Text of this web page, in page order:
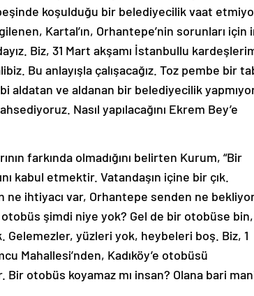
Kartal’ın, Orhantepe’nin sorunları için
Biz, 31 Mart akşamı İstanbullu
Bu anlayışla çalışacağız. Toz pembe bir
aldatan ve aldanan bir belediyecilik
Nasıl yapılacağını Ekrem Bey’e
kabul etmektir. Vatandaşın içine bir çık.
ihtiyacı var, Orhantepe senden ne bekliyor,
otobüs şimdi niye yok? Gel de bir otobüse bin,
yüzleri yok, heybeleri boş. Biz, 1
Mahallesi’nden, Kadıköy’e otobüsü
otobüs koyamaz mı insan? Olana bari mani